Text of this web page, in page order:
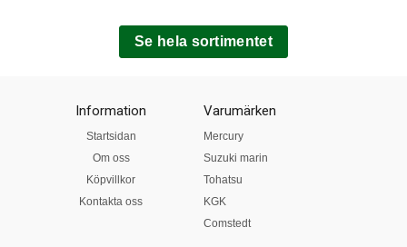
Se hela sortimentet
Information
Startsidan
Om oss
Köpvillkor
Kontakta oss
Varumärken
Mercury
Suzuki marin
Tohatsu
KGK
Comstedt